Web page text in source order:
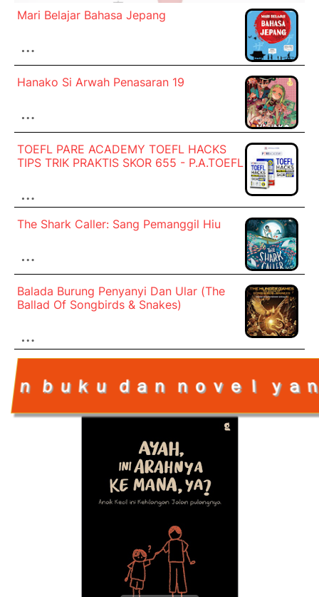
Mari Belajar Bahasa Jepang
…
Hanako Si Arwah Penasaran 19
…
TOEFL PARE ACADEMY TOEFL HACKS
TIPS TRIK PRAKTIS SKOR 655 - P.A.TOEFL
…
The Shark Caller: Sang Pemanggil Hiu
…
Balada Burung Penyanyi Dan Ular (The
Ballad Of Songbirds & Snakes)
…
ｌ ｙａｎｇ ｂｉｓａ ｊａｄｉ ｒ